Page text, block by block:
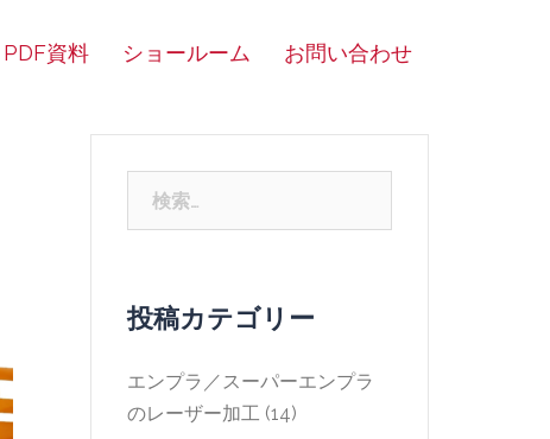
PDF資料 ショールーム お問い合わせ
投稿カテゴリー
エンプラ／スーパーエンプラ
のレーザー加工 (14)